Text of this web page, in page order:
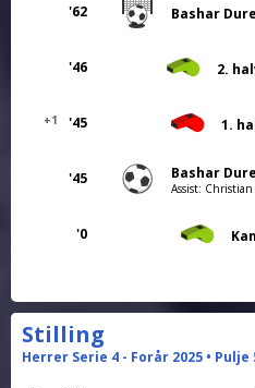
'62
'46 2.
'45
+1 1.
'45 Bashar
Assist: Christian
'0
Stilling
Herrer Serie 4 - Forår 2025 • Pulje